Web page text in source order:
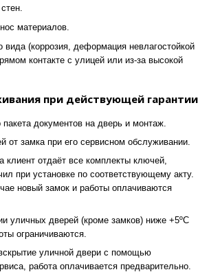
материалов.
вида (коррозия, деформация невлагостойкой
контакте с улицей или из-за высокой
при действующей гарантии
пакета документов на дверь и монтаж.
от замка при его сервисном обслуживании.
клиент отдаёт все комплекты ключей,
при установке по соответствующему акту.
новый замок и работы оплачиваются
уличных дверей (кроме замков) ниже +5ºС
ограничиваются.
уличной двери с помощью
работа оплачивается предварительно.